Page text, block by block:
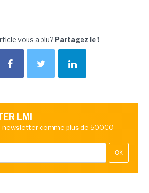
vous a plu? Partagez le !
LMI
newsletter comme plus de 50000
OK